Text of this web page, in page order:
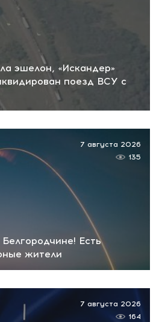
эшелон, «Искандер»
поезд ВСУ с
Есть
жители
7 августа 2026
135
7 августа 2026
164